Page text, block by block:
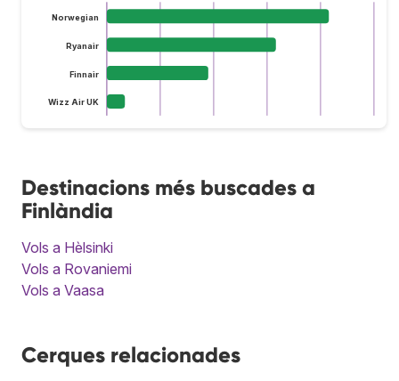
Norwegian
Ryanair
Finnair
Wizz Air UK
Destinacions més buscades a
Finlàndia
Vols a Hèlsinki
Vols a Rovaniemi
Vols a Vaasa
Cerques relacionades